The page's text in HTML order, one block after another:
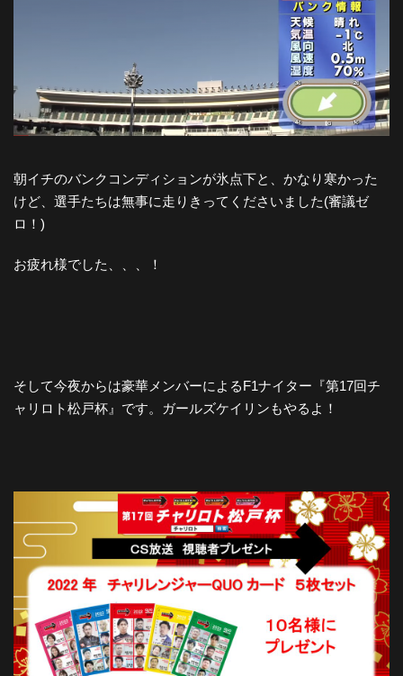
朝イチのバンクコンディションが氷点下と、かなり寒かった
けど、選手たちは無事に走りきってくださいました(審議ゼ
ロ！)
お疲れ様でした、、、！
そして今夜からは豪華メンバーによるF1ナイター『第17回チ
ャリロト松戸杯』です。ガールズケイリンもやるよ！